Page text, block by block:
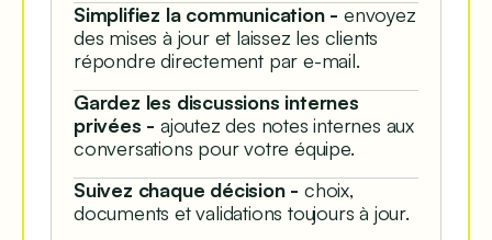
Simplifiez la communication - envoyez
des mises à jour et laissez les clients
répondre directement par e-mail.
Gardez les discussions internes
privées - ajoutez des notes internes aux
conversations pour votre équipe.
Suivez chaque décision - choix,
documents et validations toujours à jour.